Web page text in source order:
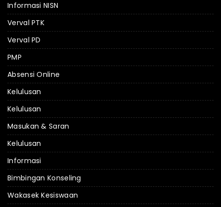
Informasi NISN
Verval PTK
Verval PD
PMP
Absensi Online
Kelulusan
Kelulusan
Masukan & Saran
Kelulusan
Informasi
Bimbingan Konseling
Wakasek Kesiswaan